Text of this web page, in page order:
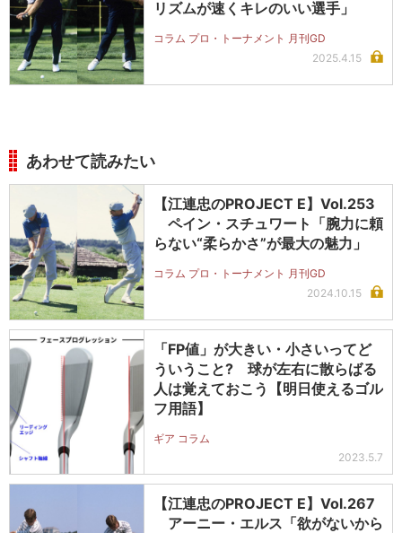
リズムが速くキレのいい選手」
コラム プロ・トーナメント 月刊GD
2025.4.15
あわせて読みたい
【江連忠のPROJECT E】Vol.253
ペイン・スチュワート「腕力に頼
らない“柔らかさ”が最大の魅力」
コラム プロ・トーナメント 月刊GD
2024.10.15
「FP値」が大きい・小さいってど
ういうこと? 球が左右に散らばる
人は覚えておこう【明日使えるゴル
フ用語】
ギア コラム
2023.5.7
【江連忠のPROJECT E】Vol.267
アーニー・エルス「欲がないから